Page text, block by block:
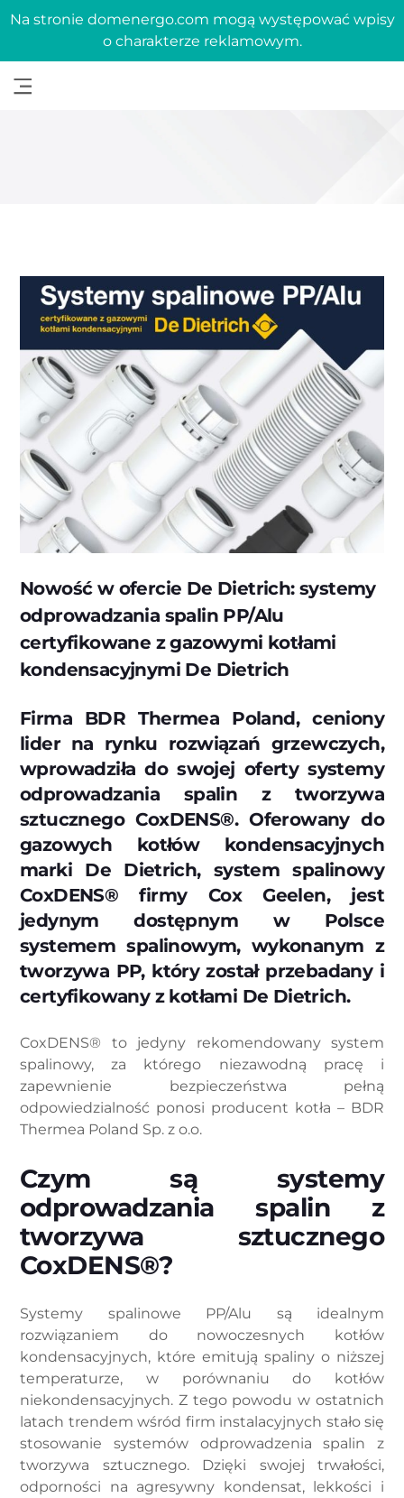
Na stronie domenergo.com mogą występować wpisy
o charakterze reklamowym.
Nowość w ofercie De Dietrich: systemy
odprowadzania spalin PP/Alu
certyfikowane z gazowymi kotłami
kondensacyjnymi De Dietrich
Firma BDR Thermea Poland, ceniony
lider na rynku rozwiązań grzewczych,
wprowadziła do swojej oferty systemy
odprowadzania spalin z tworzywa
sztucznego CoxDENS®. Oferowany do
gazowych kotłów kondensacyjnych
marki De Dietrich, system spalinowy
CoxDENS® firmy Cox Geelen, jest
jedynym dostępnym w Polsce
systemem spalinowym, wykonanym z
tworzywa PP, który został przebadany i
certyfikowany z kotłami De Dietrich.
CoxDENS® to jedyny rekomendowany system
spalinowy, za którego niezawodną pracę i
zapewnienie bezpieczeństwa pełną
odpowiedzialność ponosi producent kotła – BDR
Thermea Poland Sp. z o.o.
Czym są systemy
odprowadzania spalin z
tworzywa sztucznego
CoxDENS®?
Systemy spalinowe PP/Alu są idealnym
rozwiązaniem do nowoczesnych kotłów
kondensacyjnych, które emitują spaliny o niższej
temperaturze, w porównaniu do kotłów
niekondensacyjnych. Z tego powodu w ostatnich
latach trendem wśród firm instalacyjnych stało się
stosowanie systemów odprowadzenia spalin z
tworzywa sztucznego. Dzięki swojej trwałości,
odporności na agresywny kondensat, lekkości i